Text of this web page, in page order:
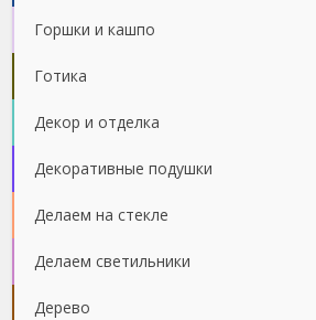
Горшки и кашпо
Готика
Декор и отделка
Декоративные подушки
Делаем на стекле
Делаем светильники
Дерево